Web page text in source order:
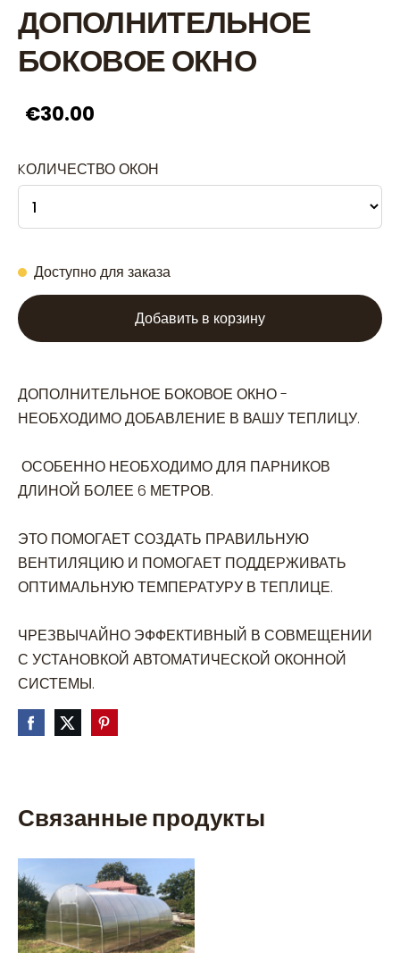
ДОПОЛНИТЕЛЬНОЕ
БОКОВОЕ ОКНО
€30.00
KОЛИЧЕСТВО ОКОН
Доступно для заказа
Добавить в корзину
ДОПОЛНИТЕЛЬНОЕ БОКОВОЕ ОКНО -
НЕОБХОДИМО ДОБАВЛЕНИЕ В ВАШУ ТЕПЛИЦУ.
ДЛИНОЙ БОЛЕЕ 6 МЕТРОВ.
ЭТО ПОМОГАЕТ СОЗДАТЬ ПРАВИЛЬНУЮ
ВЕНТИЛЯЦИЮ И ПОМОГАЕТ ПОДДЕРЖИВАТЬ
ОПТИМАЛЬНУЮ ТЕМПЕРАТУРУ В ТЕПЛИЦЕ.
ЧРЕЗВЫЧАЙНО ЭФФЕКТИВНЫЙ В СОВМЕЩЕНИИ
С УСТАНОВКОЙ АВТОМАТИЧЕСКОЙ ОКОННОЙ
СИСТЕМЫ.
Связанные продукты